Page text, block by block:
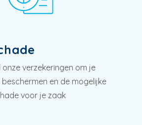
verzekeringen om je
en de mogelijke
voor je zaak